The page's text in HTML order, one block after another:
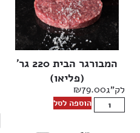
המבורגר הבית 220 גר’
(פליאו)
לק"ג ₪79.00
הוספה לסל